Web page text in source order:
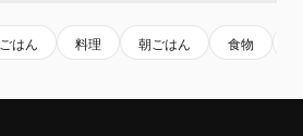
ごはん 料理 朝ごはん 食物